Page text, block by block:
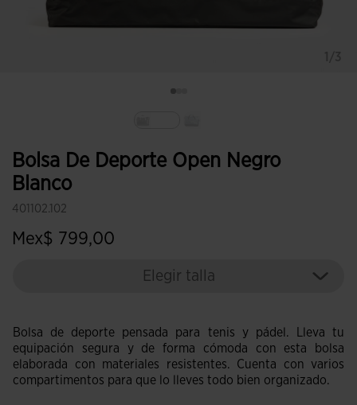
Bolsa De Deporte Open Negro
Blanco
401102.102
Mex$ 799,00
Elegir talla
Bolsa de deporte pensada para tenis y pádel. Lleva tu
equipación segura y de forma cómoda con esta bolsa
elaborada con materiales resistentes. Cuenta con varios
compartimentos para que lo lleves todo bien organizado.